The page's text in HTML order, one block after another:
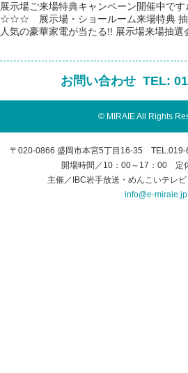
展示場ご来場特典キャンペーン開催中です
☆☆☆ 展示場・ショールーム来場特典
人気の豪華家電が当たる!! 展示場来場抽選
お問い合わせ TEL:
© MIRAIE All Rights
〒020-0866 盛岡市本宮5丁目16-35
開場時間／10：00～17：00 定
主催／IBC岩手放送・めんこいテレ
info@e-miraie.jp